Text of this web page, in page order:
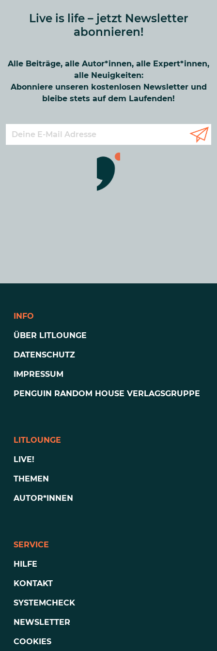
Live is life – jetzt Newsletter
abonnieren!
Alle Beiträge, alle Autor*innen, alle Expert*innen,
alle Neuigkeiten:
Abonniere unseren kostenlosen Newsletter und
bleibe stets auf dem Laufenden!
INFO
ÜBER LITLOUNGE
DATENSCHUTZ
IMPRESSUM
PENGUIN RANDOM HOUSE VERLAGSGRUPPE
LITLOUNGE
LIVE!
THEMEN
AUTOR*INNEN
SERVICE
HILFE
KONTAKT
SYSTEMCHECK
NEWSLETTER
COOKIES